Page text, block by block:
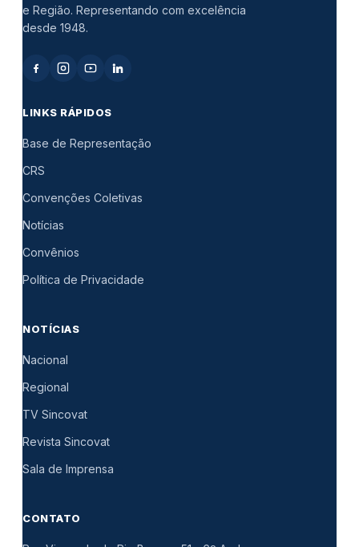
e Região. Representando com excelência
desde 1948.
LINKS RÁPIDOS
Base de Representação
CRS
Convenções Coletivas
Notícias
Convênios
Política de Privacidade
NOTÍCIAS
Nacional
Regional
TV Sincovat
Revista Sincovat
Sala de Imprensa
CONTATO